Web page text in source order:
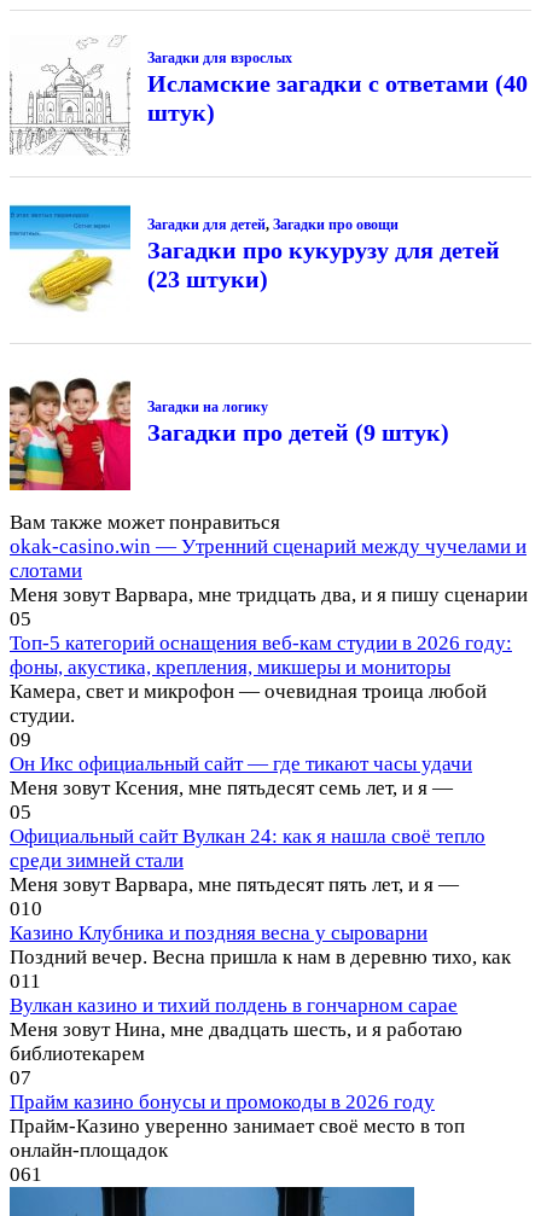
Загадки для взрослых
Исламские загадки с ответами (40
штук)
Загадки для детей, Загадки про овощи
Загадки про кукурузу для детей
(23 штуки)
Загадки на логику
Загадки про детей (9 штук)
Вам также может понравиться
okak-casino.win — Утренний сценарий между чучелами и
слотами
Меня зовут Варвара, мне тридцать два, и я пишу сценарии
05
Топ-5 категорий оснащения веб-кам студии в 2026 году:
фоны, акустика, крепления, микшеры и мониторы
Камера, свет и микрофон — очевидная троица любой
студии.
09
Он Икс официальный сайт — где тикают часы удачи
Меня зовут Ксения, мне пятьдесят семь лет, и я —
05
Официальный сайт Вулкан 24: как я нашла своё тепло
среди зимней стали
Меня зовут Варвара, мне пятьдесят пять лет, и я —
010
Казино Клубника и поздняя весна у сыроварни
Поздний вечер. Весна пришла к нам в деревню тихо, как
011
Вулкан казино и тихий полдень в гончарном сарае
Меня зовут Нина, мне двадцать шесть, и я работаю
библиотекарем
07
Прайм казино бонусы и промокоды в 2026 году
Прайм-Казино уверенно занимает своё место в топ
онлайн-площадок
061